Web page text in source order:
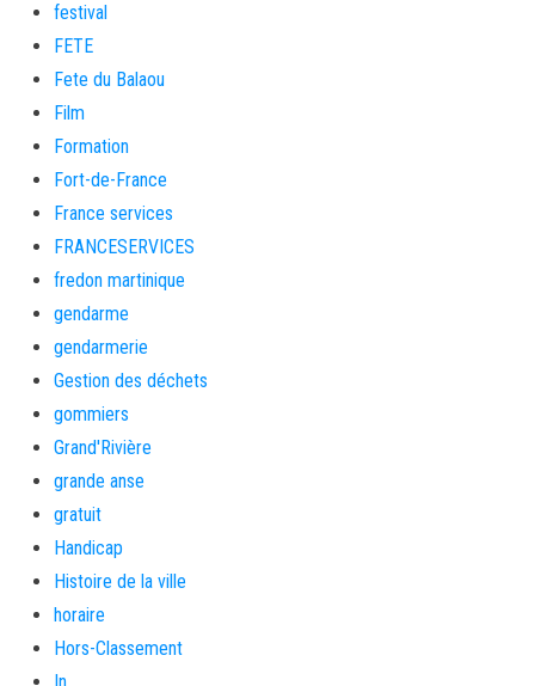
festival
FETE
Fete du Balaou
Film
Formation
Fort-de-France
France services
FRANCESERVICES
fredon martinique
gendarme
gendarmerie
Gestion des déchets
gommiers
Grand'Rivière
grande anse
gratuit
Handicap
Histoire de la ville
horaire
Hors-Classement